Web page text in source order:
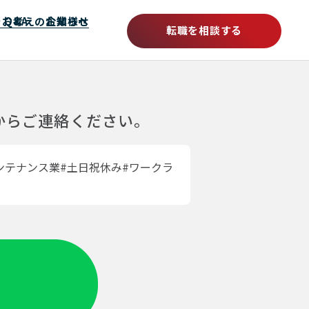
Q&A お知らせ
考えの企業様へ
転職を相談する
ご連絡ください。
ナンス業#土日祝休み#ワークラ